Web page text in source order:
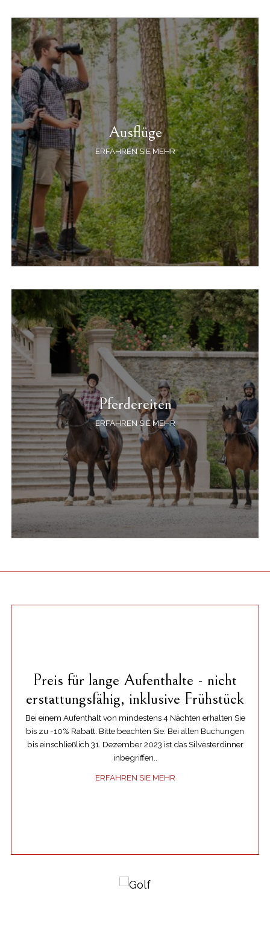
Ausflüge
ERFAHREN SIE MEHR
Pferdereiten
ERFAHREN SIE MEHR
Preis für lange Aufenthalte - nicht
erstattungsfähig, inklusive Frühstück
Bei einem Aufenthalt von mindestens 4 Nächten erhalten Sie
bis zu -10% Rabatt. Bitte beachten Sie: Bei allen Buchungen
bis einschließlich 31. Dezember 2023 ist das Silvesterdinner
inbegriffen..
ERFAHREN SIE MEHR